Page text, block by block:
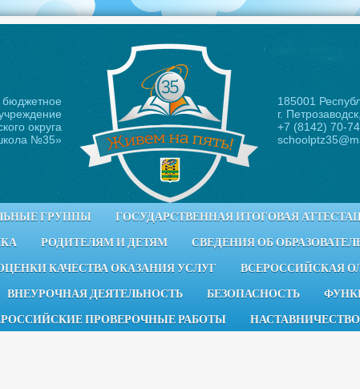
округа
№35»
185001
г.
+7 (8142) 70-
ГРУППЫ ГОСУДАРСТВЕННАЯ ИТОГОВАЯ
РОДИТЕЛЯМ И ДЕТЯМ
СВЕДЕНИЯ ОБ
КАЧЕСТВА ОКАЗАНИЯ УСЛУГ
ВСЕРОССИЙСКАЯ
ВНЕУРОЧНАЯ ДЕЯТЕЛЬНОСТЬ БЕЗОПАСНОСТЬ
ПРОВЕРОЧНЫЕ РАБОТЫ
НАСТАВНИЧЕСТВО